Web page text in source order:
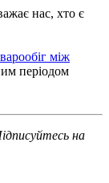
нас, хто є
між
періодом
на